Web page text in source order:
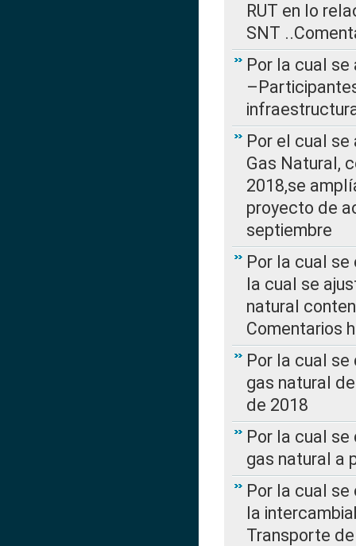
RUT en lo
SNT
Por la cual se
Por el cual
Gas Natural,
2018,se
proyecto de
septiembre
Por la cual se
la cual se
natural
Comentarios
Por la cual
gas natural
de 2018
Por la cual
gas natural a
Por la cual
la
Transporte